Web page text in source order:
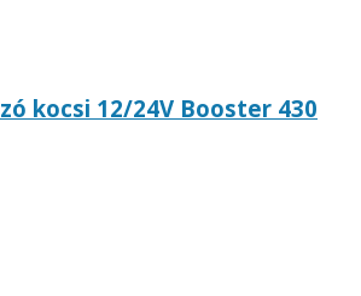
kocsi 12/24V Booster 430